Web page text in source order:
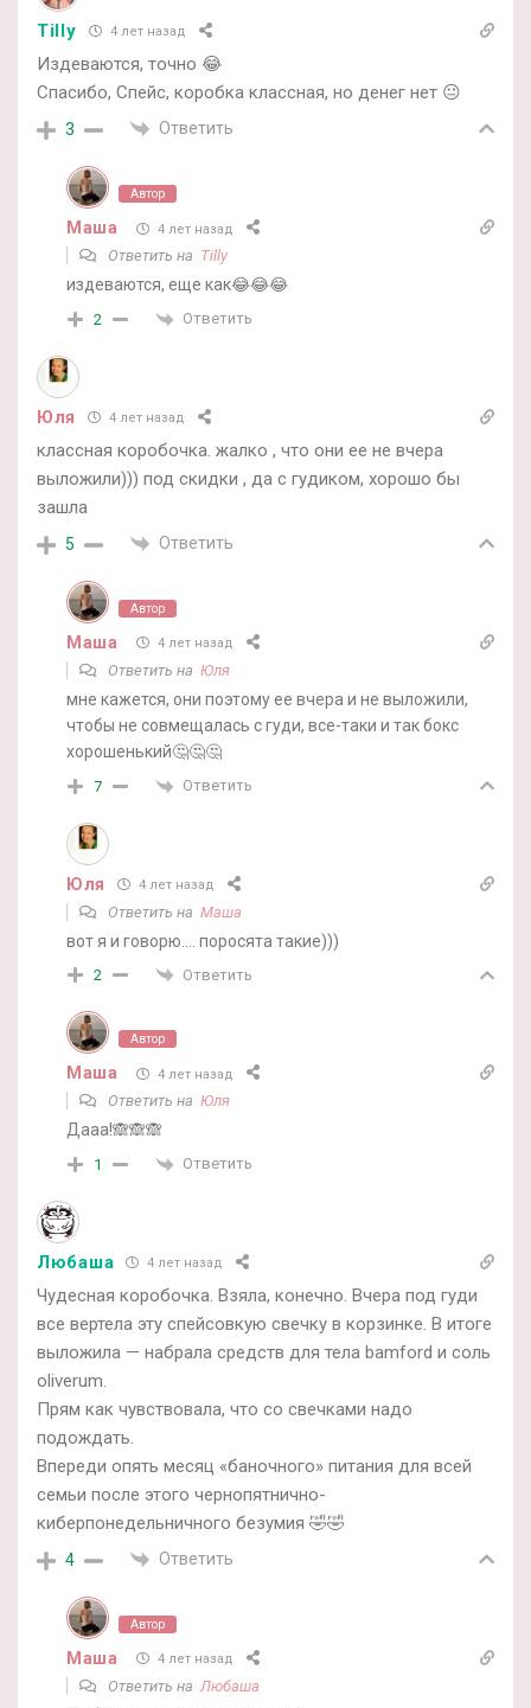
Tilly 4 лет назад
Издеваются, точно 😂
Спасибо, Спейс, коробка классная, но денег нет 😐
3 Ответить
Автор
Маша 4 лет назад
Ответить на Tilly
издеваются, еще как😂😂😂
2 Ответить
Юля 4 лет назад
классная коробочка. жалко , что они ее не вчера
выложили))) под скидки , да с гудиком, хорошо бы
зашла
5 Ответить
Автор
Маша 4 лет назад
Ответить на Юля
мне кажется, они поэтому ее вчера и не выложили,
чтобы не совмещалась с гуди, все-таки и так бокс
хорошенький🤔🤔🤔
7 Ответить
Юля 4 лет назад
Ответить на Маша
вот я и говорю…. поросята такие)))
2 Ответить
Автор
Маша 4 лет назад
Ответить на Юля
Дааа!🙈🙈🙈
1 Ответить
Любаша 4 лет назад
Чудесная коробочка. Взяла, конечно. Вчера под гуди
все вертела эту спейсовкую свечку в корзинке. В итоге
выложила — набрала средств для тела bamford и соль
oliverum.
Прям как чувствовала, что со свечками надо
подождать.
Впереди опять месяц «баночного» питания для всей
семьи после этого чернопятнично-
киберпонедельничного безумия 🤣🤣
4 Ответить
Автор
Маша 4 лет назад
Ответить на Любаша